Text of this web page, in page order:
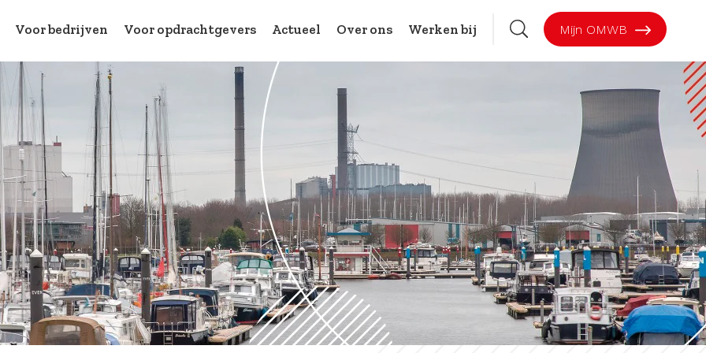
Voor bedrijven Voor opdrachtgevers Actueel Over ons Werken bij Mijn OMWB